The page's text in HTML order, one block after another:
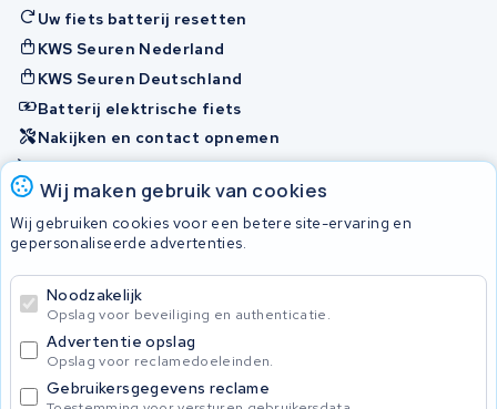
Wij maken gebruik van cookies
Wij gebruiken cookies voor een betere site-ervaring en
gepersonaliseerde advertenties.
Noodzakelijk
Opslag voor beveiliging en authenticatie.
Advertentie opslag
Opslag voor reclamedoeleinden.
Gebruikersgegevens reclame
Uw fiets batterij resetten
KWS Seuren Nederland
KWS Seuren Deutschland
Batterij elektrische fiets
Nakijken en contact opnemen
Onherstelbaar
Accu's
© 2026 KWS Seuren
Algemene voorwaarden
Privacy Policy